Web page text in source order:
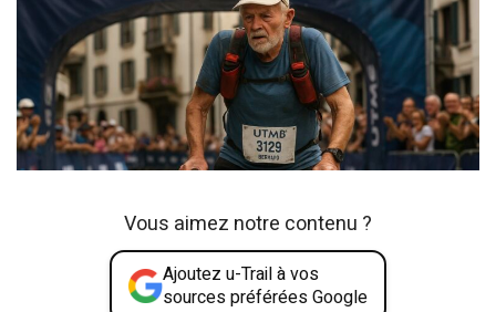
Vous aimez notre contenu ?
Ajoutez u-Trail à vos
sources préférées Google